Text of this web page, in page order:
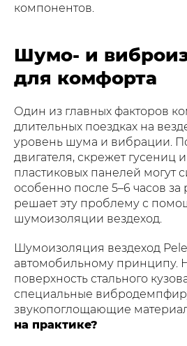
компонентов.
Шумо- и
для комфорта
Один из главных факторов
длительных поездках на
уровень шума и вибрации.
двигателя, скрежет гусениц
пластиковых панелей могут
особенно после 5–6 часов за
решает эту проблему с
шумоизоляции вездеход.
Шумоизоляция вездеход
автомобильному принципу.
поверхность стального
специальные
звукопоглощающие
на практике?